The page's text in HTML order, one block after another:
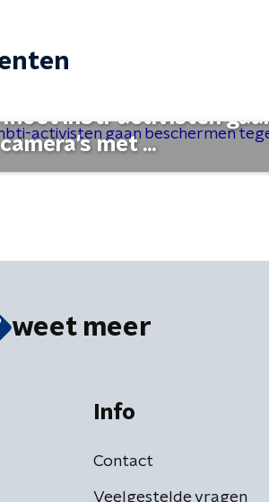
lhbti-activisten
met ...
weet meer
Info
Contact
Veelgestelde vragen